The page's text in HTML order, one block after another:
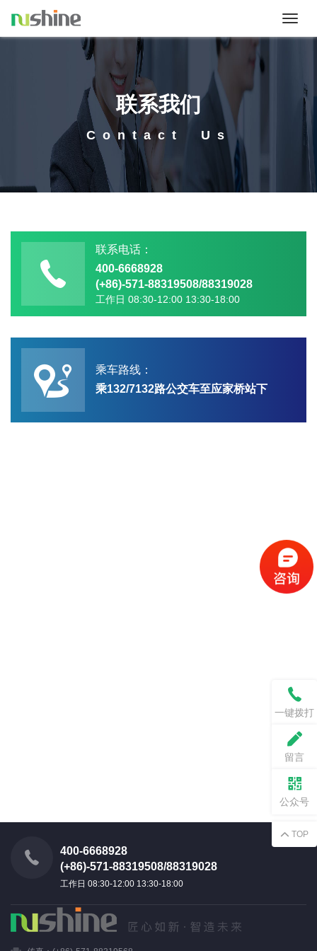
联系我们
Contact Us
联系电话：
400-6668928
(+86)-571-88319508/88319028
工作日 08:30-12:00 13:30-18:00
乘车路线：
乘132/7132路公交车至应家桥站下
400-6668928
(+86)-571-88319508/88319028
工作日 08:30-12:00 13:30-18:00
一键拨打
留言
公众号
TOP